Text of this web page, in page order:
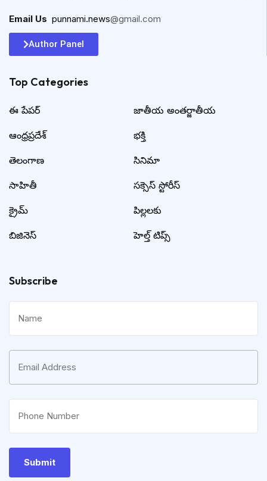
Email Us punnami.news@gmail.com
Author Panel
Top Categories​
ఈ పేపర్
ఆంధ్రప్రదేశ్
తెలంగాణ
సాహితీ
క్రైమ్
బిజినెస్
జాతీయ అంతర్జాతీయ
భక్తి
సినిమా
సక్సెస్ స్టోరీస్
పిల్లలకు
హెల్త్ టిప్స్
Subscribe